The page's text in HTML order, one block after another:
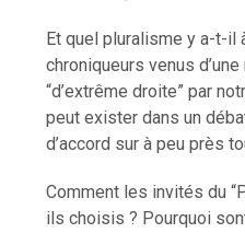
Et quel pluralisme y a-t-il
chroniqueurs venus
“d’extrême droite” par
peut exister dans un
d’accord sur à peu près
Comment les invités du
ils choisis ? Pourquoi